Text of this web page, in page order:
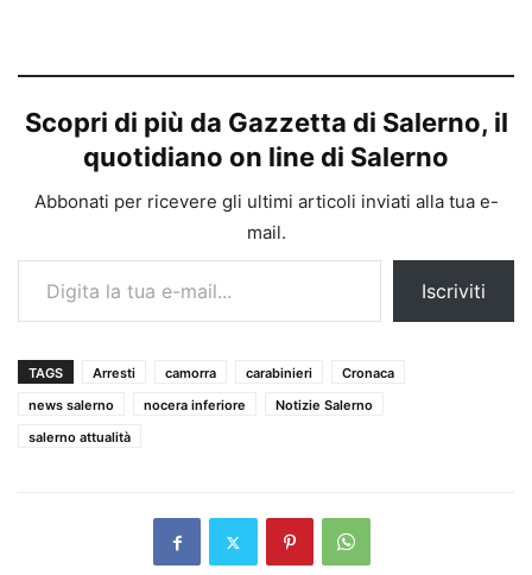
Scopri di più da Gazzetta di Salerno, il
quotidiano on line di Salerno
Abbonati per ricevere gli ultimi articoli inviati alla tua e-
mail.
Digita la tua e-mail...
Iscriviti
TAGS Arresti camorra carabinieri
Cronaca
news salerno
nocera inferiore
Notizie Salerno
salerno attualità